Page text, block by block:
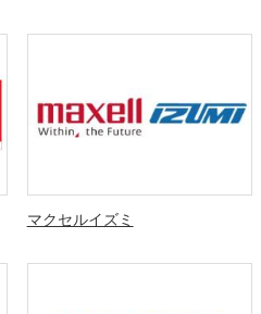
マクセルイズミ